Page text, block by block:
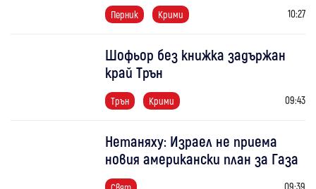
Перник Крими 10:27
Шофьор без книжка задържан
край Трън
Трън Крими 09:43
Нетаняху: Израел не приема
новия американски план за Газа
09:39